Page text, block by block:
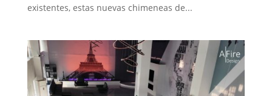
existentes, estas nuevas chimeneas de...